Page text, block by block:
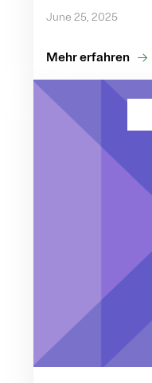
June 25, 2025
Mehr erfahren